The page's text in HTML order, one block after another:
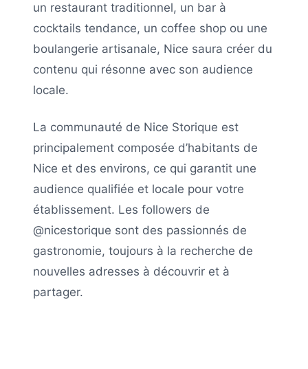
un restaurant traditionnel, un bar à
cocktails tendance, un coffee shop ou une
boulangerie artisanale, Nice saura créer du
contenu qui résonne avec son audience
locale.
La communauté de Nice Storique est
principalement composée d’habitants de
Nice et des environs, ce qui garantit une
audience qualifiée et locale pour votre
établissement. Les followers de
@nicestorique sont des passionnés de
gastronomie, toujours à la recherche de
nouvelles adresses à découvrir et à
partager.